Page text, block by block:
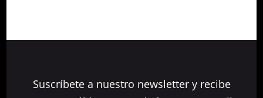
Suscríbete a nuestro newsletter y recibe